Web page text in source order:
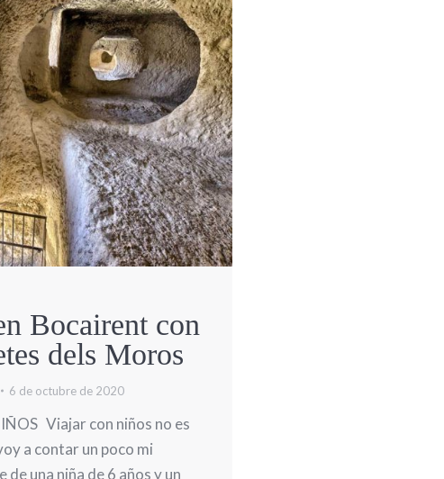
Bocairent con
dels Moros
6 de octubre de 2020
Viajar con niños no es
a contar un poco mi
una niña de 6 años y un